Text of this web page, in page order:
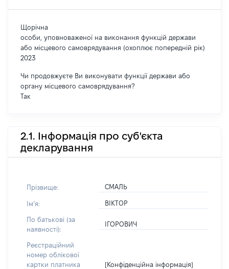
Щорічна
особи, уповноваженої на виконання функцій держави
або місцевого самоврядування (охоплює попередній рік)
2023
Чи продовжуєте Ви виконувати функції держави або
органу місцевого самоврядування?
Так
2.1. Інформація про суб'єкта
декларування
Прізвище: СМАЛЬ
Імʼя: ВІКТОР
По батькові (за
наявності):
ІГОРОВИЧ
Реєстраційний
номер облікової
картки платника
[Конфіденційна інформація]